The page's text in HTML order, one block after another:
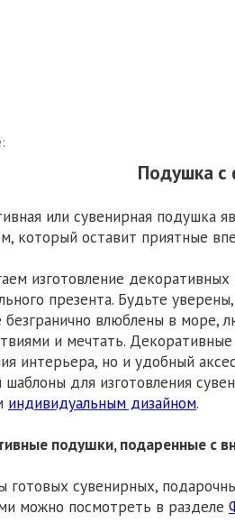
Подушка с
или сувенирная подушка
который оставит приятные
изготовление
презента. Будьте
безгранично влюблены в море,
и мечтать.
интерьера, но и удобный
для изготовления
индивидуальным дизайном.
подушки, подаренные с
готовых сувенирных,
можно посмотреть в разделе